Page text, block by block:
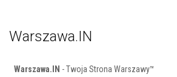
Warszawa.IN
Warszawa.IN - Twoja Strona Warszawy™